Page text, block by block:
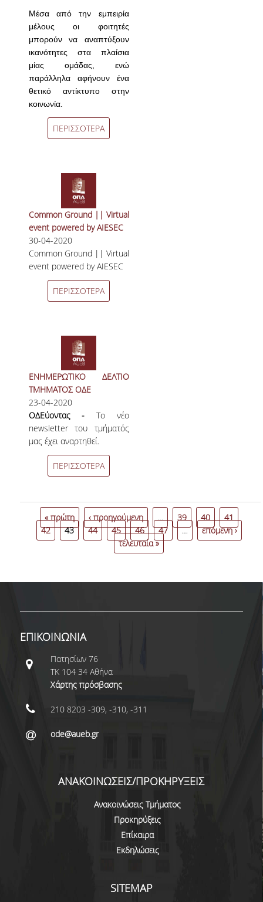
Μέσα από την εμπειρία
μέλους οι φοιτητές
μπορούν να αναπτύξουν
ικανότητες στα πλαίσια
μίας ομάδας, ενώ
παράλληλα αφήνουν ένα
θετικό αντίκτυπο στην
κοινωνία.
ΠΕΡΙΣΣΟΤΕΡΑ
Common Ground || Virtual
event powered by AIESEC
30-04-2020
Common Ground || Virtual
event powered by AIESEC
ΠΕΡΙΣΣΟΤΕΡΑ
ΕΝΗΜΕΡΩΤΙΚΟ ΔΕΛΤΙΟ
ΤΜΗΜΑΤΟΣ ΟΔΕ
23-04-2020
ΟΔΕύοντας -Το νέο
newsletter του τμήματός
μας έχει αναρτηθεί.
ΠΕΡΙΣΣΟΤΕΡΑ
« πρώτη ‹ προηγούμενη … 39 40
41
42
43 44 45 46 47 …
επόμενη ›
τελευταία »
ΕΠΙΚΟΙΝΩΝΙΑ
Πατησίων 76
ΤΚ 104 34 Αθήνα
Χάρτης πρόσβασης
210 8203 -309, -310, -311
ode@aueb.gr
ΑΝΑΚΟΙΝΩΣΕΙΣ/ΠΡΟΚΗΡΥΞΕΙΣ
Ανακοινώσεις Τμήματος
Προκηρύξεις
Επίκαιρα
Εκδηλώσεις
SITEMAP